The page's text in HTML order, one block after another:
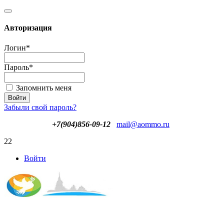
Авторизация
Логин*
Пароль*
Запомнить меня
Забыли свой пароль?
+7(904)856-09-12
mail@aommo.ru
22
Войти